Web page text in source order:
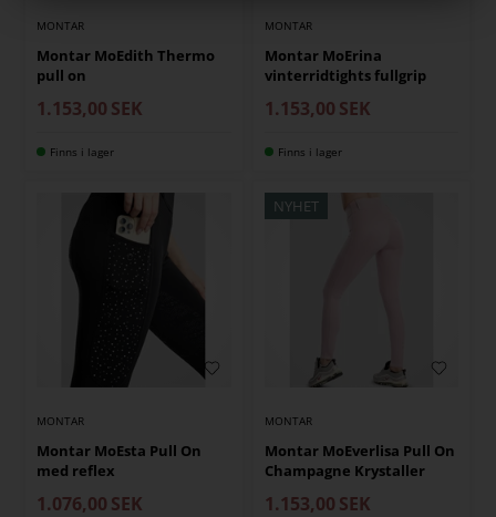
MONTAR
Montar MoEdith Thermo
pull on
1.153,00 SEK
Finns i lager
MONTAR
Montar MoErina
vinterridtights fullgrip
1.153,00 SEK
Finns i lager
MONTAR
Montar MoEsta Pull On
med reflex
1.076,00 SEK
NYHET
MONTAR
Montar MoEverlisa Pull On
Champagne Krystaller
1.153,00 SEK